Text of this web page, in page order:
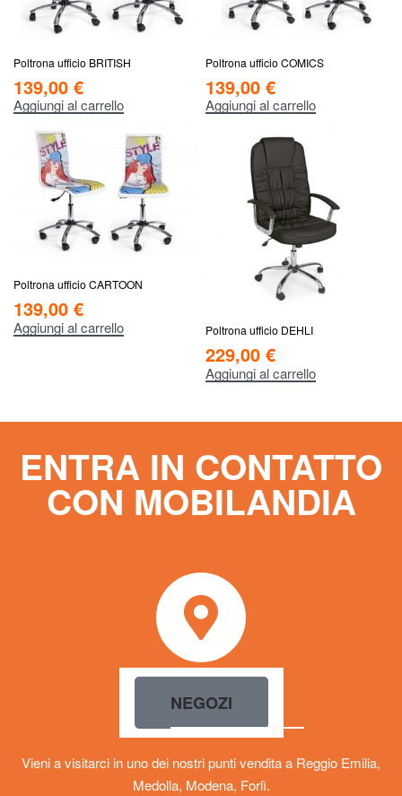
Poltrona ufficio BRITISH
139,00 €
Aggiungi al carrello
Poltrona ufficio COMICS
139,00 €
Aggiungi al carrello
Poltrona ufficio CARTOON
139,00 €
Aggiungi al carrello Poltrona ufficio DEHLI
229,00 €
Aggiungi al carrello
ENTRA IN CONTATTO
CON MOBILANDIA
NEGOZI
Vieni a visitarci in uno dei nostri punti vendita a Reggio Emilia,
Medolla, Modena, Forlì.